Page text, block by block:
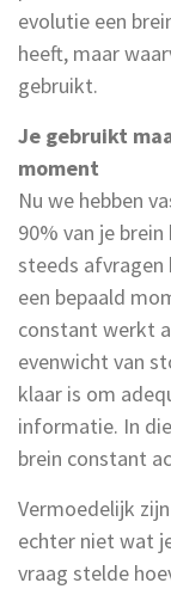
evolutie een
heeft, maar
gebruikt.
Je gebruikt
moment
Nu we hebben
90% van je
steeds afvragen
een bepaald
constant werkt
evenwicht van
klaar is om
informatie. In
brein constant
Vermoedelijk
echter niet wat
vraag stelde